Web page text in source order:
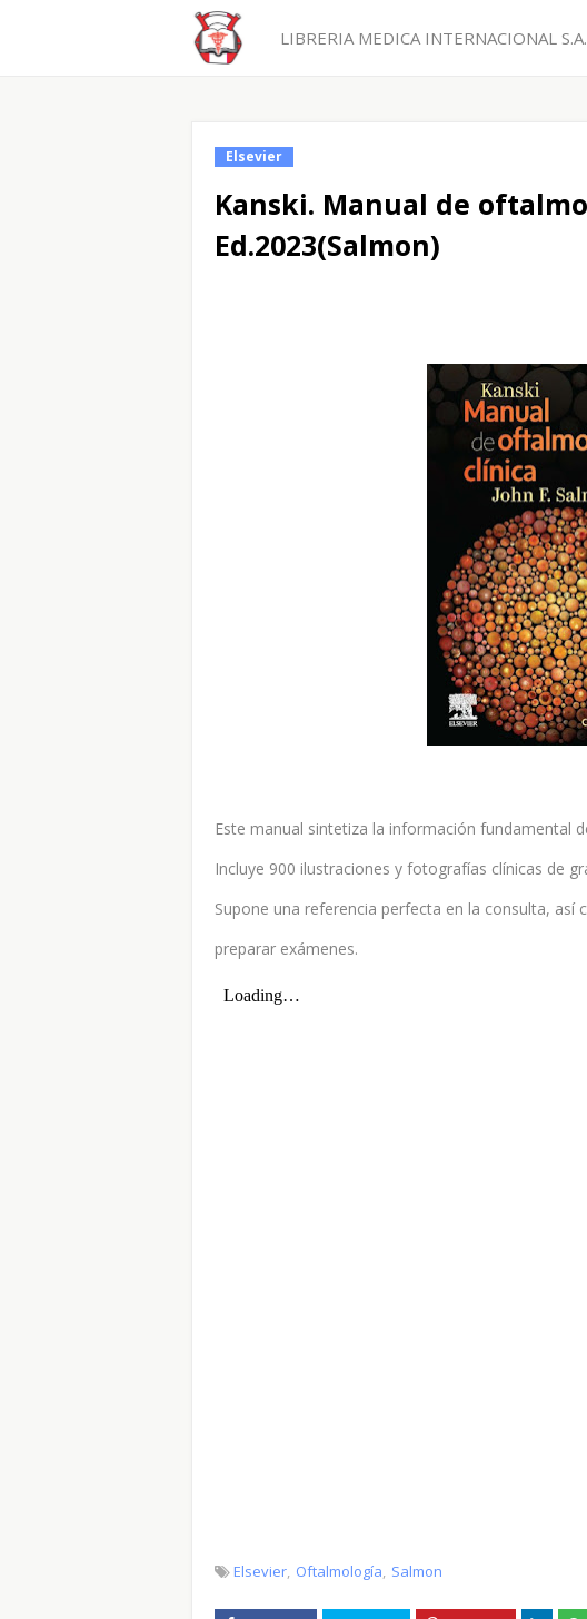
LIBRERIA MEDICA INTERNACIONAL
Elsevier
Kanski. Manual de
Ed.2023(Salmon)
Este manual sintetiza la información fundamental
Incluye 900 ilustraciones y fotografías clínicas de
Supone una referencia perfecta en la consulta, así
preparar exámenes.
Elsevier Oftalmología Salmon